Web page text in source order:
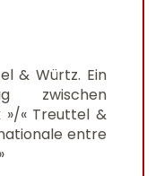
& Würtz. Ein
zwischen
»/« Treuttel &
entre